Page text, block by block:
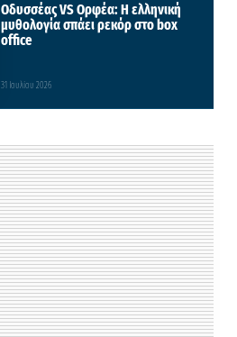
Οδυσσέας VS Ορφέα: Η ελληνική
μυθολογία σπάει ρεκόρ στο box
office
31 Ιουλίου 2026